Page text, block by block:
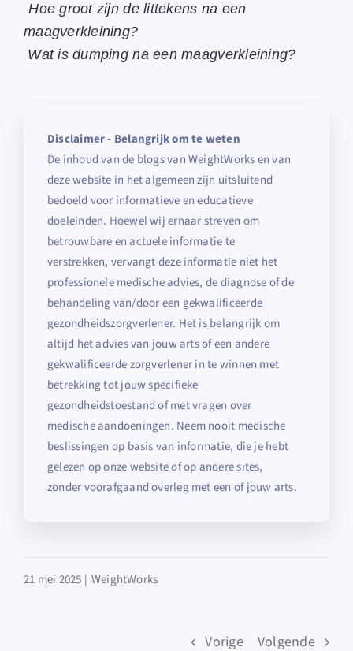
Hoe groot zijn de littekens na een
maagverkleining?
Wat is dumping na een maagverkleining?
Disclaimer - Belangrijk om te weten
De inhoud van de blogs van WeightWorks en van
deze website in het algemeen zijn uitsluitend
bedoeld voor informatieve en educatieve
doeleinden. Hoewel wij ernaar streven om
betrouwbare en actuele informatie te
verstrekken, vervangt deze informatie niet het
professionele medische advies, de diagnose of de
behandeling van/door een gekwalificeerde
gezondheidszorgverlener. Het is belangrijk om
altijd het advies van jouw arts of een andere
gekwalificeerde zorgverlener in te winnen met
betrekking tot jouw specifieke
gezondheidstoestand of met vragen over
medische aandoeningen. Neem nooit medische
beslissingen op basis van informatie, die je hebt
gelezen op onze website of op andere sites,
zonder voorafgaand overleg met een of jouw arts.
21 mei 2025 | WeightWorks
Vorige Volgende